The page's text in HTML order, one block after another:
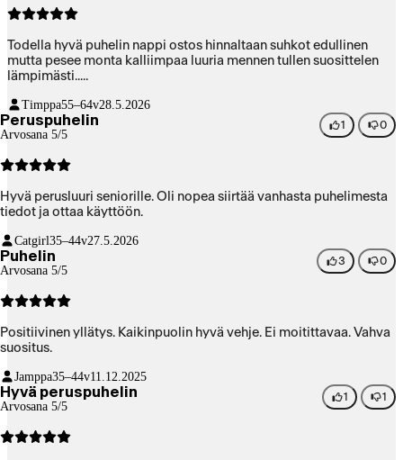
Todella hyvä puhelin nappi ostos hinnaltaan suhkot edullinen
mutta pesee monta kalliimpaa luuria mennen tullen suosittelen
lämpimästi.....
Timppa55–64v28.5.2026
Peruspuhelin
Arvosana 5/5
1 0
Hyvä perusluuri seniorille. Oli nopea siirtää vanhasta puhelimesta
tiedot ja ottaa käyttöön.
Catgirl35–44v27.5.2026
Puhelin
Arvosana 5/5
3 0
Positiivinen yllätys. Kaikinpuolin hyvä vehje. Ei moitittavaa. Vahva
suositus.
Jamppa35–44v11.12.2025
Hyvä peruspuhelin
Arvosana 5/5
1 1